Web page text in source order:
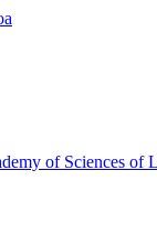
of Sciences of